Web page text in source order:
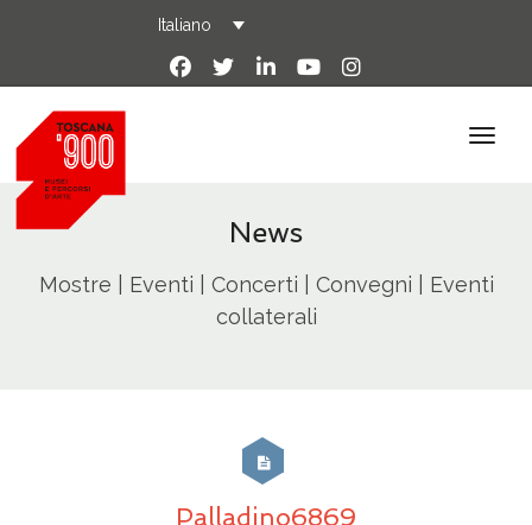
Italiano
News
Mostre | Eventi | Concerti | Convegni | Eventi
collaterali
Palladino6869